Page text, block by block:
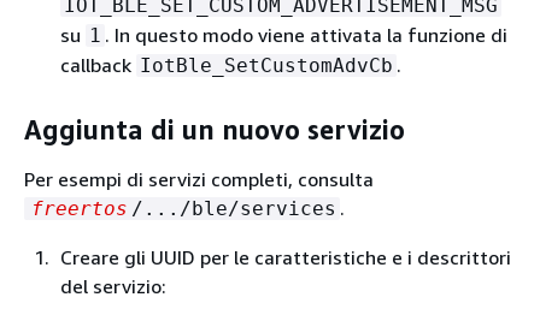
IOT_BLE_SET_CUSTOM_ADVERTISEMENT_MSG
su 1 . In questo modo viene attivata la funzione di
callback IotBle_SetCustomAdvCb .
Aggiunta di un nuovo servizio
Per esempi di servizi completi, consulta
freertos /.../ble/services .
Creare gli UUID per le caratteristiche e i descrittori
del servizio: